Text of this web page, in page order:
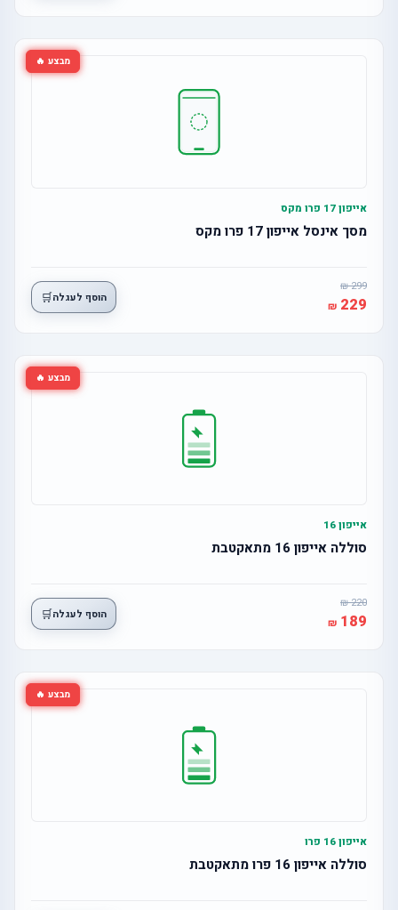
מבצע 🔥
אייפון 17 פרו מקס
מסך אינסל אייפון 17 פרו מקס
299
229 הוסף לעגלה🛒
מבצע 🔥
אייפון 16
סוללה אייפון 16 מתאקטבת
220
189 הוסף לעגלה🛒
מבצע 🔥
אייפון 16 פרו
סוללה אייפון 16 פרו מתאקטבת